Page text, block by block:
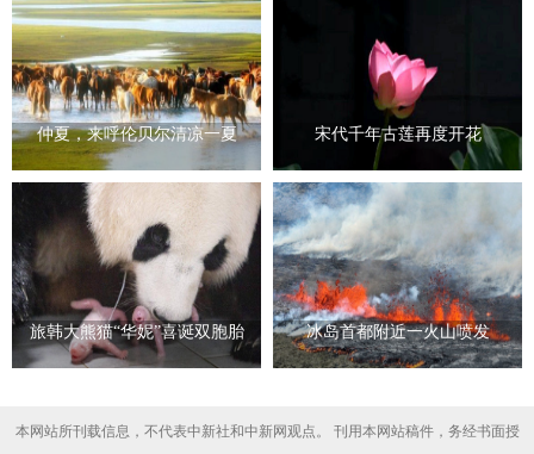
仲夏，来呼伦贝尔清凉一夏 宋代千年古莲再度开花
旅韩大熊猫“华妮”喜诞双胞胎 冰岛首都附近一火山喷发
本网站所刊载信息，不代表中新社和中新网观点。 刊用本网站稿件，务经书面授